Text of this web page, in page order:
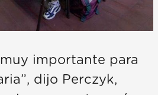
importante para
dijo Perczyk,